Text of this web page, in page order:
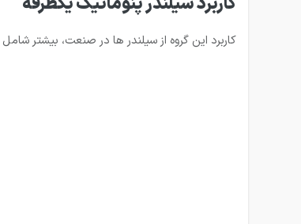
کاربرد این گروه از سیلندر ها در صنعت، بیشتر